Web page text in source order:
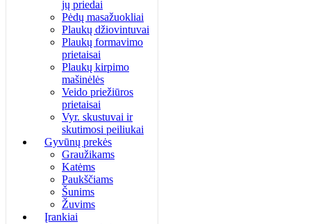
jų priedai
Pėdų masažuokliai
Plaukų džiovintuvai
Plaukų formavimo
prietaisai
Plaukų kirpimo
mašinėlės
Veido priežiūros
prietaisai
Vyr. skustuvai ir
skutimosi peiliukai
Gyvūnų prekės
Graužikams
Katėms
Paukščiams
Šunims
Žuvims
Įrankiai